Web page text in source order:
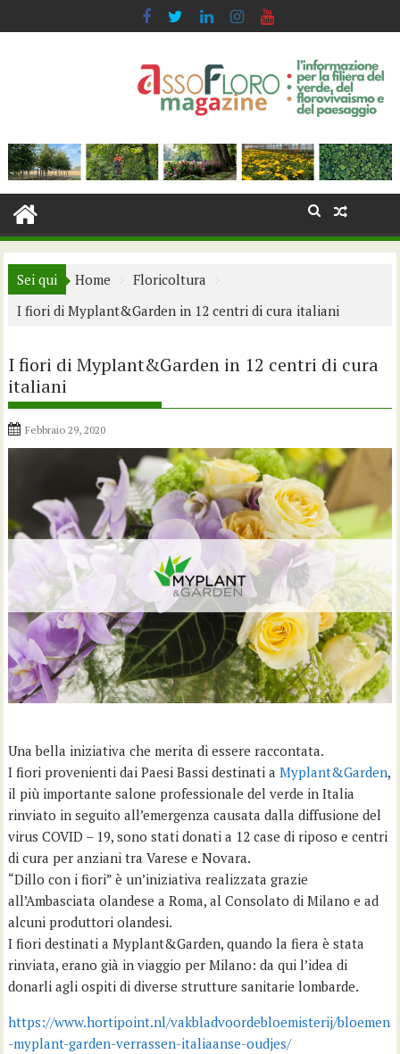
to
Sei qui Home
Floricoltura
I fiori di Myplant&Garden in 12 centri di cura italiani
I fiori di Myplant&Garden in 12 centri di cura
italiani
Febbraio 29, 2020
Una bella iniziativa che merita di essere raccontata.
I fiori provenienti dai Paesi Bassi destinati aMyplant&Garden,
il più importante salone professionale del verde in Italia
rinviato in seguito all’emergenza causata dalla diffusione del
virus COVID – 19, sono stati donati a 12 case di riposo e centri
di cura per anziani tra Varese e Novara.
“Dillo con i fiori” è un’iniziativa realizzata grazie
all’Ambasciata olandese a Roma, al Consolato di Milano e ad
alcuni produttori olandesi.
I fiori destinati a Myplant&Garden, quando la fiera è stata
rinviata, erano già in viaggio per Milano: da qui l’idea di
donarli agli ospiti di diverse strutture sanitarie lombarde.
https://www.hortipoint.nl/vakbladvoordebloemisterij/bloemen
-myplant-garden-verrassen-italiaanse-oudjes/